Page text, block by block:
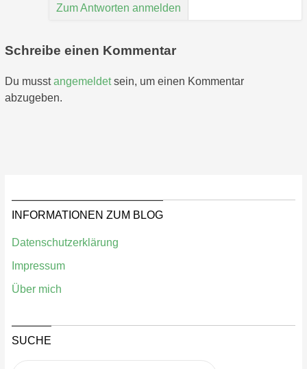
Zum Antworten anmelden
Schreibe einen Kommentar
Du musstangemeldetsein, um einen Kommentar
abzugeben.
INFORMATIONEN ZUM BLOG
Datenschutzerklärung
Impressum
Über mich
SUCHE